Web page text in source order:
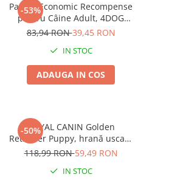
-53%
Pachet Economic Recompense
pentru Câine Adult, 4DOG
GOODIES Classic, Strips de
83,94 RON39,45 RON
IN STOC
ADAUGA IN COS
-50%
ROYAL CANIN Golden
Retriever Puppy, hrană uscată
câine junior, 3kg
118,99 RON59,49 RON
IN STOC